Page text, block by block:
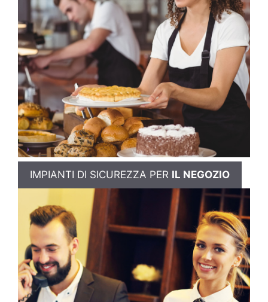
IMPIANTI DI SICUREZZA PER IL NEGOZIO